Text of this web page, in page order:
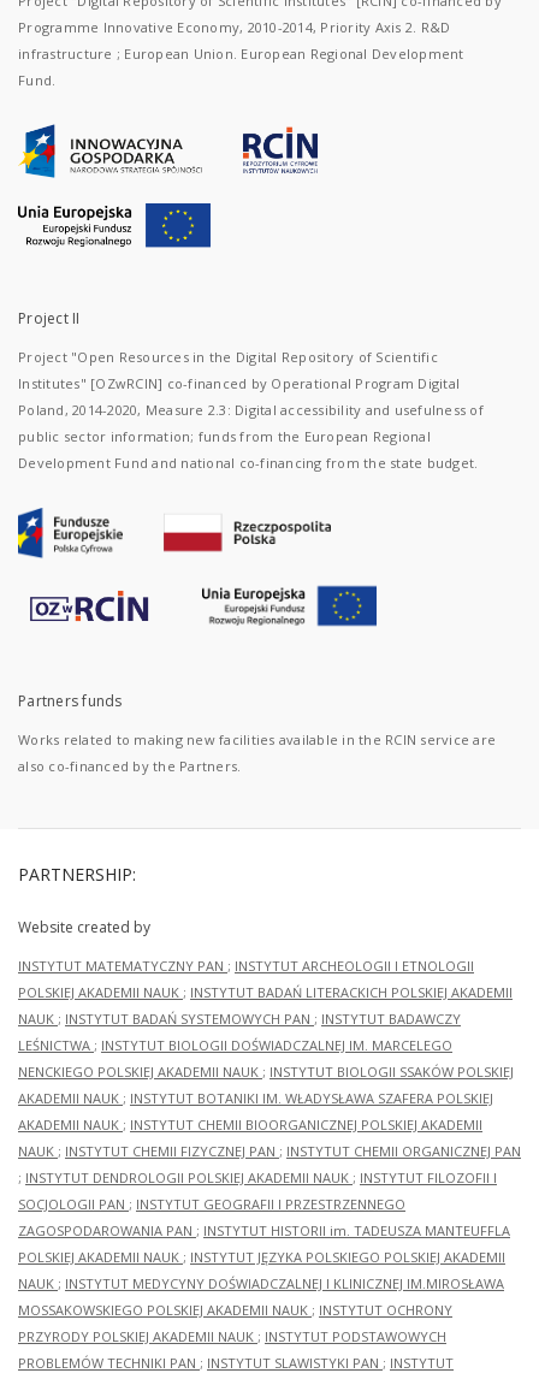
Programme Innovative Economy, 2010-2014, Priority Axis 2. R&D
infrastructure ; European Union. European Regional Development
Fund.
Project II
Project "Open Resources in the Digital Repository of Scientific
Institutes" [OZwRCIN] co-financed by Operational Program Digital
Poland, 2014-2020, Measure 2.3: Digital accessibility and usefulness of
public sector information; funds from the European Regional
Development Fund and national co-financing from the state budget.
Partners funds
Works related to making new facilities available in the RCIN service are
also co-financed by the Partners.
PARTNERSHIP:
Website created by
INSTYTUT MATEMATYCZNY PAN ; INSTYTUT ARCHEOLOGII I ETNOLOGII
POLSKIEJ AKADEMII NAUK ; INSTYTUT BADAŃ LITERACKICH POLSKIEJ AKADEMII
NAUK ; INSTYTUT BADAŃ SYSTEMOWYCH PAN ; INSTYTUT BADAWCZY
LEŚNICTWA ; INSTYTUT BIOLOGII DOŚWIADCZALNEJ IM. MARCELEGO
NENCKIEGO POLSKIEJ AKADEMII NAUK ; INSTYTUT BIOLOGII SSAKÓW POLSKIEJ
AKADEMII NAUK ; INSTYTUT BOTANIKI IM. WŁADYSŁAWA SZAFERA POLSKIEJ
AKADEMII NAUK ; INSTYTUT CHEMII BIOORGANICZNEJ POLSKIEJ AKADEMII
NAUK ; INSTYTUT CHEMII FIZYCZNEJ PAN ; INSTYTUT CHEMII ORGANICZNEJ PAN
; INSTYTUT DENDROLOGII POLSKIEJ AKADEMII NAUK ; INSTYTUT FILOZOFII I
SOCJOLOGII PAN ; INSTYTUT GEOGRAFII I PRZESTRZENNEGO
ZAGOSPODAROWANIA PAN ; INSTYTUT HISTORII im. TADEUSZA MANTEUFFLA
POLSKIEJ AKADEMII NAUK ; INSTYTUT JĘZYKA POLSKIEGO POLSKIEJ AKADEMII
NAUK ; INSTYTUT MEDYCYNY DOŚWIADCZALNEJ I KLINICZNEJ IM.MIROSŁAWA
MOSSAKOWSKIEGO POLSKIEJ AKADEMII NAUK ; INSTYTUT OCHRONY
PRZYRODY POLSKIEJ AKADEMII NAUK ; INSTYTUT PODSTAWOWYCH
PROBLEMÓW TECHNIKI PAN ; INSTYTUT SLAWISTYKI PAN ; INSTYTUT